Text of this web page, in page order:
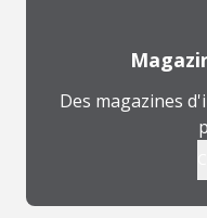
Des magazines